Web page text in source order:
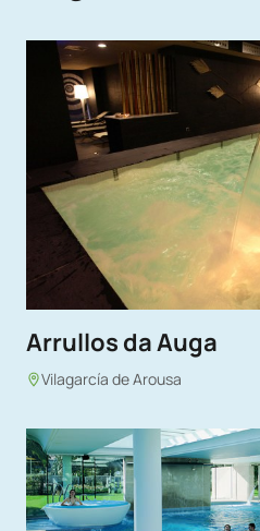
Arrullos da Auga
Vilagarcía de Arousa